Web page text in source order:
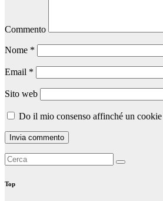
Commento
Nome *
Email *
Sito web
Do il mio consenso affinché un
Top